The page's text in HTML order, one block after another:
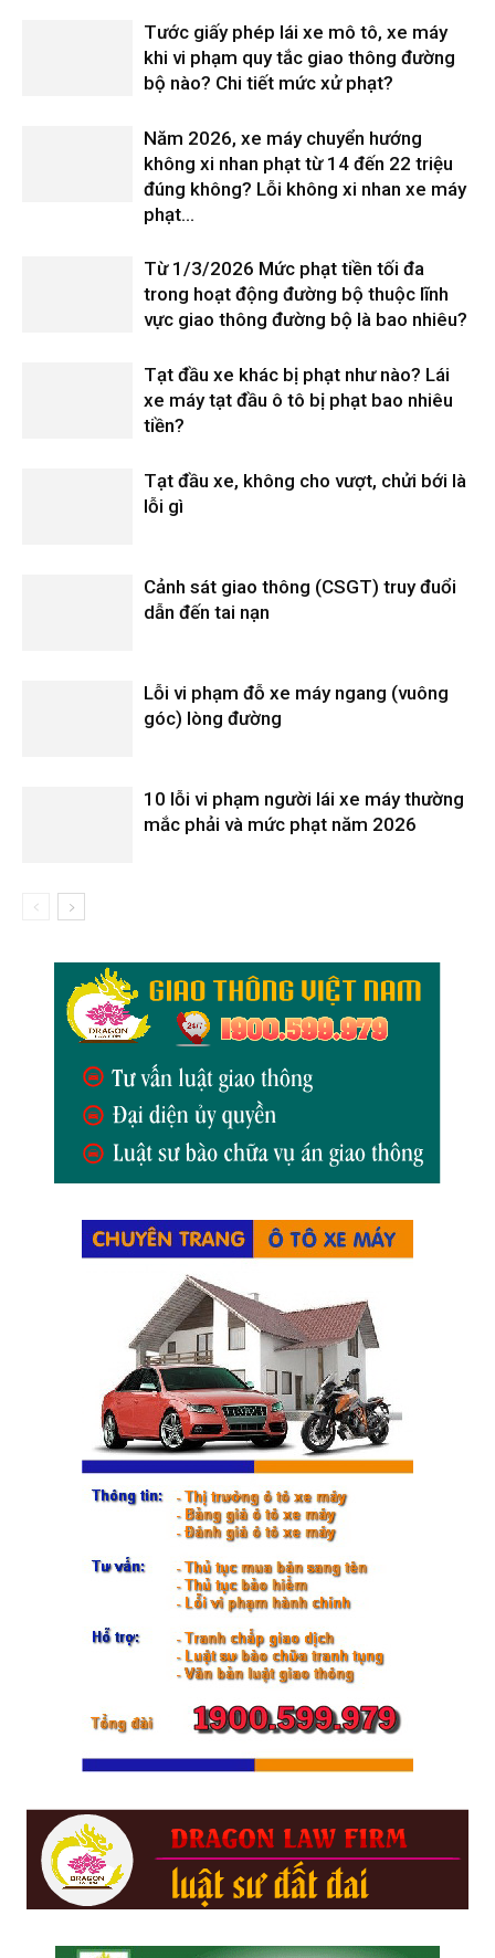
Tước giấy phép lái xe mô tô, xe máy
khi vi phạm quy tắc giao thông đường
bộ nào? Chi tiết mức xử phạt?
Năm 2026, xe máy chuyển hướng
không xi nhan phạt từ 14 đến 22 triệu
đúng không? Lỗi không xi nhan xe máy
phạt...
Từ 1/3/2026 Mức phạt tiền tối đa
trong hoạt động đường bộ thuộc lĩnh
vực giao thông đường bộ là bao nhiêu?
Tạt đầu xe khác bị phạt như nào? Lái
xe máy tạt đầu ô tô bị phạt bao nhiêu
tiền?
Tạt đầu xe, không cho vượt, chửi bới là
lỗi gì
Cảnh sát giao thông (CSGT) truy đuổi
dẫn đến tai nạn
Lỗi vi phạm đỗ xe máy ngang (vuông
góc) lòng đường
10 lỗi vi phạm người lái xe máy thường
mắc phải và mức phạt năm 2026